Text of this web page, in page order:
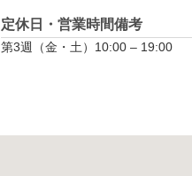
定休日・営業時間備考
第3週（金・土）10:00 – 19:00